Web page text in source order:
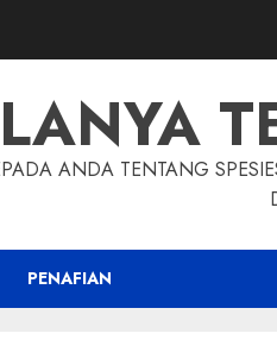
ANDA TENTANG
PENAFIAN